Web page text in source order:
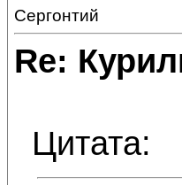
Сергонтий
Re:
Цитата: